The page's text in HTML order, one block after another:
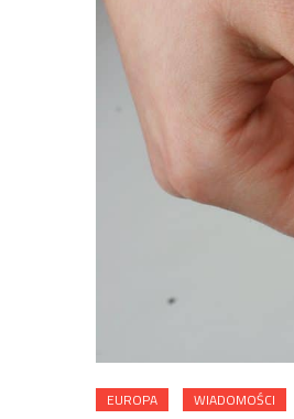
EUROPA WIADOMOŚCI